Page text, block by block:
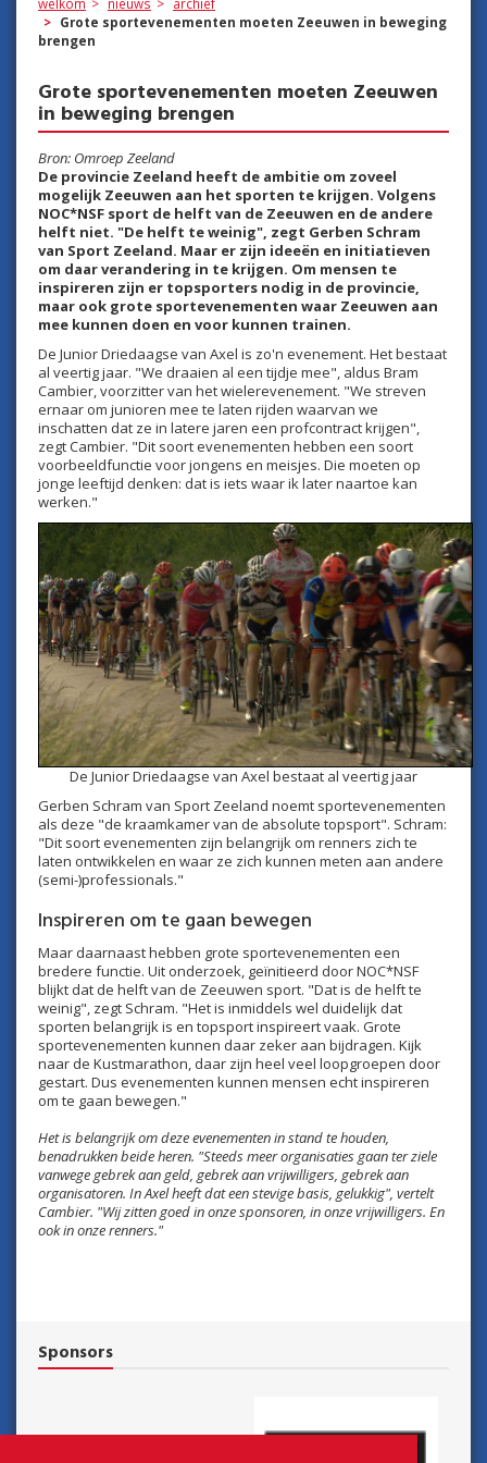
Grote sportevenementen moeten Zeeuwen in beweging
brengen
Grote sportevenementen moeten Zeeuwen
in beweging brengen
Bron: Omroep Zeeland
De provincie Zeeland heeft de ambitie om zoveel
mogelijk Zeeuwen aan het sporten te krijgen. Volgens
NOC*NSF sport de helft van de Zeeuwen en de andere
helft niet. "De helft te weinig", zegt Gerben Schram
van Sport Zeeland. Maar er zijn ideeën en initiatieven
om daar verandering in te krijgen. Om mensen te
inspireren zijn er topsporters nodig in de provincie,
maar ook grote sportevenementen waar Zeeuwen aan
mee kunnen doen en voor kunnen trainen.
De Junior Driedaagse van Axel is zo'n evenement. Het bestaat
al veertig jaar. "We draaien al een tijdje mee", aldus Bram
Cambier, voorzitter van het wielerevenement. "We streven
ernaar om junioren mee te laten rijden waarvan we
inschatten dat ze in latere jaren een profcontract krijgen",
zegt Cambier. "Dit soort evenementen hebben een soort
voorbeeldfunctie voor jongens en meisjes. Die moeten op
jonge leeftijd denken: dat is iets waar ik later naartoe kan
werken."
De Junior Driedaagse van Axel bestaat al veertig jaar
Gerben Schram van Sport Zeeland noemt sportevenementen
als deze "de kraamkamer van de absolute topsport". Schram:
"Dit soort evenementen zijn belangrijk om renners zich te
laten ontwikkelen en waar ze zich kunnen meten aan andere
(semi-)professionals."
Inspireren om te gaan bewegen
Maar daarnaast hebben grote sportevenementen een
bredere functie. Uit onderzoek, geïnitieerd door NOC*NSF
blijkt dat de helft van de Zeeuwen sport. "Dat is de helft te
weinig", zegt Schram. "Het is inmiddels wel duidelijk dat
sporten belangrijk is en topsport inspireert vaak. Grote
sportevenementen kunnen daar zeker aan bijdragen. Kijk
naar de Kustmarathon, daar zijn heel veel loopgroepen door
gestart. Dus evenementen kunnen mensen echt inspireren
om te gaan bewegen."
Het is belangrijk om deze evenementen in stand te houden,
benadrukken beide heren. "Steeds meer organisaties gaan ter ziele
vanwege gebrek aan geld, gebrek aan vrijwilligers, gebrek aan
organisatoren. In Axel heeft dat een stevige basis, gelukkig", vertelt
Cambier. "Wij zitten goed in onze sponsoren, in onze vrijwilligers. En
ook in onze renners."
Sponsors